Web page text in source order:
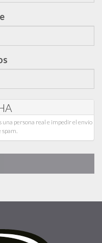
una persona real e impedir el envío